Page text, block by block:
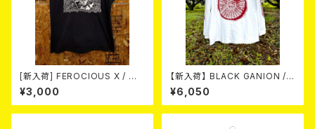
[新入荷] FEROCIOUS X / Me
d Vilken Rätt (T-shirt/BLAC
K/ Size:L)
¥3,000
【新入荷】 BLACK GANION / I
RON MANDARA L/S T-SHIR
T (WHITE BODY X RED PRI
NT)
¥6,050